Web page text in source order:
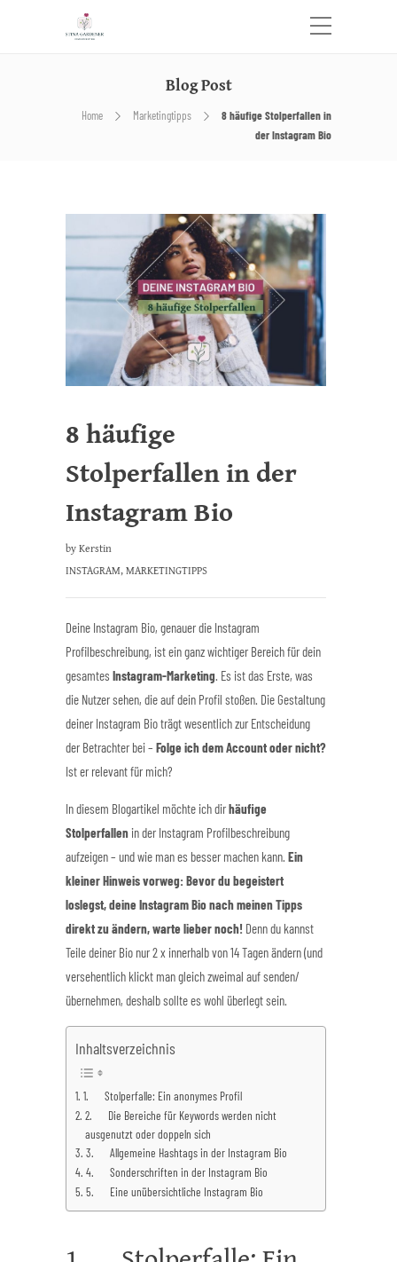
Blog Post
Home Marketingtipps
8 häufige Stolperfallen in
der Instagram Bio
8 häufige
Stolperfallen in der
Instagram Bio
byKerstin
INSTAGRAM,MARKETINGTIPPS
Deine Instagram Bio, genauer die Instagram
Profilbeschreibung, ist ein ganz wichtiger Bereich für dein
gesamtes Instagram-Marketing. Es ist das Erste, was
die Nutzer sehen, die auf dein Profil stoßen. Die Gestaltung
deiner Instagram Bio trägt wesentlich zur Entscheidung
der Betrachter bei – Folge ich dem Account oder nicht?
Ist er relevant für mich?
In diesem Blogartikel möchte ich dirhäufige
Stolperfallen in der Instagram Profilbeschreibung
aufzeigen – und wie man es besser machen kann. Ein
kleiner Hinweis vorweg: Bevor du begeistert
loslegst, deine Instagram Bio nach meinen Tipps
direkt zu ändern, warte lieber noch! Denn du kannst
Teile deiner Bio nur 2 x innerhalb von 14 Tagen ändern (und
versehentlich klickt man gleich zweimal auf senden/
übernehmen, deshalb sollte es wohl überlegt sein.
Inhaltsverzeichnis
1. Stolperfalle: Ein anonymes Profil
2. Die Bereiche für Keywords werden nicht
ausgenutzt oder doppeln sich
3. Allgemeine Hashtags in der Instagram Bio
4. Sonderschriften in der Instagram Bio
5. Eine unübersichtliche Instagram Bio